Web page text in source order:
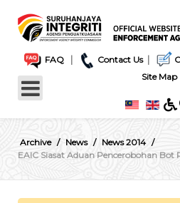
FAQ | Contact Us|
Site Map
Archive News
News 2014
EAIC Siasat Aduan Pencerobohan Bot